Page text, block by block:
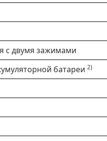
с двумя зажимами
батареи 2)